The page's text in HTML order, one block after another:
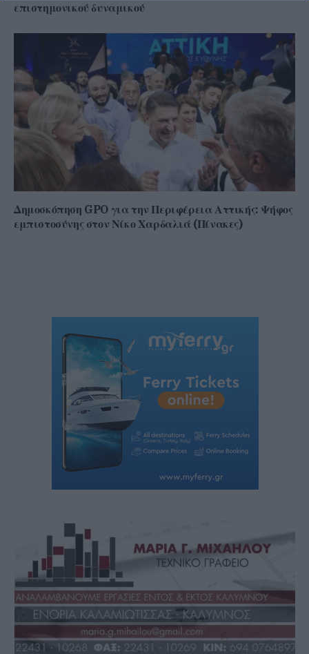
επιστημονικού δυναμικού
Δημοσκόπηση GPO για την Περιφέρεια Αττικής: Ψήφος
εμπιστοσύνης στον Νίκο Χαρδαλιά (Πίνακες)